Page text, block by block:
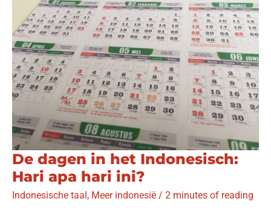
De dagen in het Indonesisch:
Hari apa hari ini?
Indonesische taal, Meer indonesië / 2 minutes of reading